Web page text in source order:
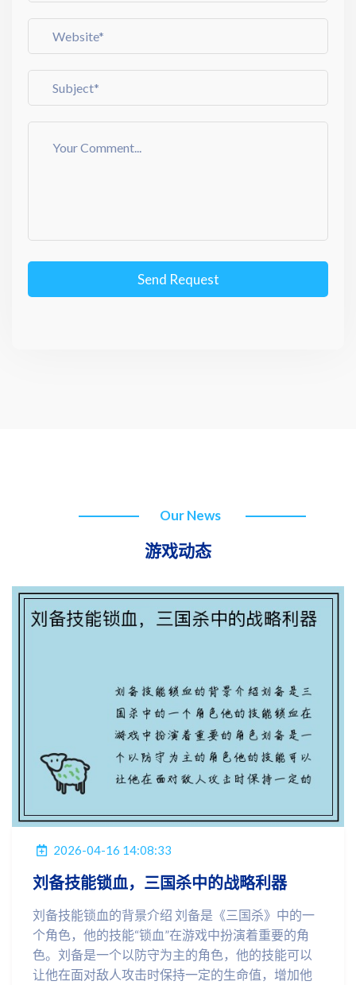
Send Request
Our News
游戏动态
2026-04-16 14:08:33
刘备技能锁血，三国杀中的战略利器
刘备技能锁血的背景介绍 刘备是《三国杀》中的一
个角色，他的技能“锁血”在游戏中扮演着重要的角
色。刘备是一个以防守为主的角色，他的技能可以
让他在面对敌人攻击时保持一定的生命值，增加他